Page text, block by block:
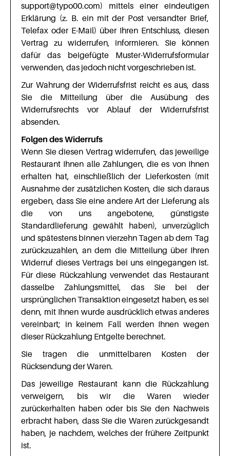
support@typo00.com) mittels einer eindeutigen
Erklärung (z. B. ein mit der Post versandter Brief,
Telefax oder E-Mail) über Ihren Entschluss, diesen
Vertrag zu widerrufen, informieren. Sie können
dafür das beigefügte Muster-Widerrufsformular
verwenden, das jedoch nicht vorgeschrieben ist.
Zur Wahrung der Widerrufsfrist reicht es aus, dass
Sie die Mitteilung über die Ausübung des
Widerrufsrechts vor Ablauf der Widerrufsfrist
absenden.
Folgen des Widerrufs
Wenn Sie diesen Vertrag widerrufen, das jeweilige
Restaurant Ihnen alle Zahlungen, die es von Ihnen
erhalten hat, einschließlich der Lieferkosten (mit
Ausnahme der zusätzlichen Kosten, die sich daraus
ergeben, dass Sie eine andere Art der Lieferung als
die von uns angebotene, günstigste
Standardlieferung gewählt haben), unverzüglich
und spätestens binnen vierzehn Tagen ab dem Tag
zurückzuzahlen, an dem die Mitteilung über Ihren
Widerruf dieses Vertrags bei uns eingegangen ist.
Für diese Rückzahlung verwendet das Restaurant
dasselbe Zahlungsmittel, das Sie bei der
ursprünglichen Transaktion eingesetzt haben, es sei
denn, mit Ihnen wurde ausdrücklich etwas anderes
vereinbart; in keinem Fall werden Ihnen wegen
dieser Rückzahlung Entgelte berechnet.
Sie tragen die unmittelbaren Kosten der
Rücksendung der Waren.
Das jeweilige Restaurant kann die Rückzahlung
verweigern, bis wir die Waren wieder
zurückerhalten haben oder bis Sie den Nachweis
erbracht haben, dass Sie die Waren zurückgesandt
haben, je nachdem, welches der frühere Zeitpunkt
ist.